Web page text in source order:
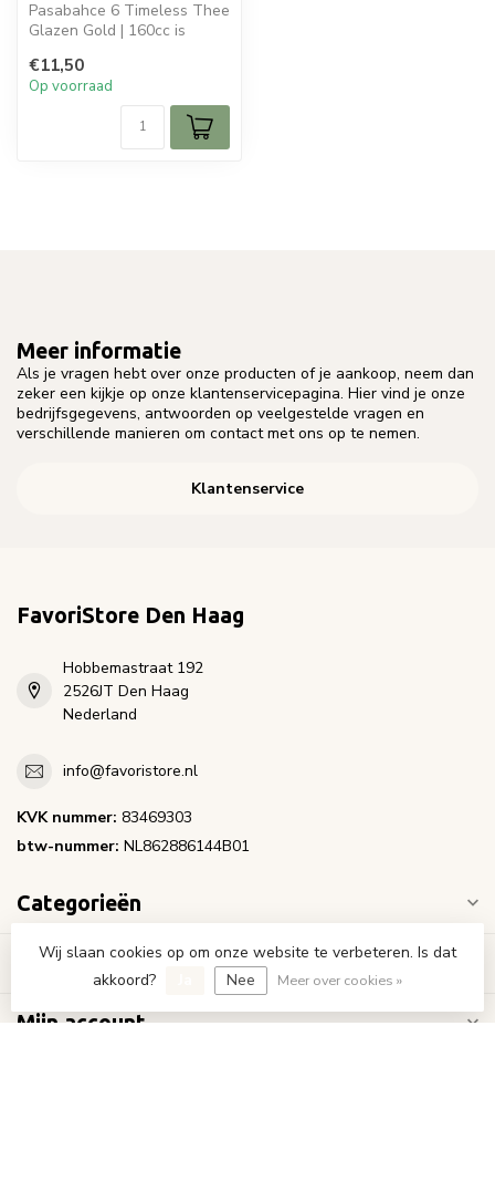
Pasabahce 6 Timeless Thee
Glazen Gold | 160cc is
Per...
€11,50
Op voorraad
Meer informatie
Als je vragen hebt over onze producten of je aankoop, neem dan
zeker een kijkje op onze klantenservicepagina. Hier vind je onze
bedrijfsgegevens, antwoorden op veelgestelde vragen en
verschillende manieren om contact met ons op te nemen.
Klantenservice
FavoriStore Den Haag
Hobbemastraat 192
2526JT Den Haag
Nederland
info@favoristore.nl
KVK nummer: 83469303
btw-nummer: NL862886144B01
Categorieën
Informatie
Mijn account
Wij slaan cookies op om onze website te verbeteren. Is dat
akkoord?
Nee Meer over cookies »